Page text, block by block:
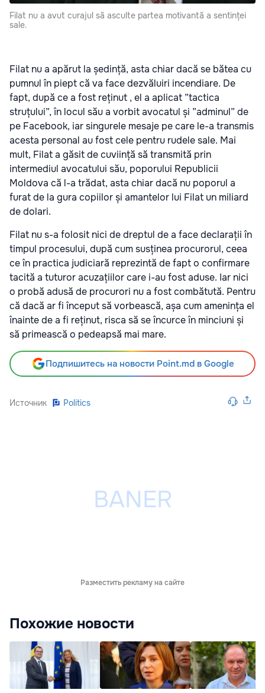
Filat nu a avut curajul să asculte partea motivantă a sentinței
sale.
Filat nu a apărut la ședință, asta chiar dacă se bătea cu
pumnul în piept că va face dezvăluiri incendiare. De
fapt, după ce a fost reținut , el a aplicat ”tactica
struțului”, în locul său a vorbit avocatul și ”adminul” de
pe Facebook, iar singurele mesaje pe care le-a transmis
acesta personal au fost cele pentru rudele sale. Mai
mult, Filat a găsit de cuviință să transmită prin
intermediul avocatului său, poporului Republicii
Moldova că l-a trădat, asta chiar dacă nu poporul a
furat de la gura copiilor și amantelor lui Filat un miliard
de dolari.
Filat nu s-a folosit nici de dreptul de a face declarații în
timpul procesului, după cum susținea procurorul, ceea
ce în practica judiciară reprezintă de fapt o confirmare
tacită a tuturor acuzațiilor care i-au fost aduse. Iar nici
o probă adusă de procurori nu a fost combătută. Pentru
că dacă ar fi început să vorbească, așa cum amenința el
înainte de a fi reținut, risca să se încurce în minciuni și
să primească o pedeapsă mai mare.
Подпишитесь на новости Point.md в Google
Источник Politics
Разместить рекламу на сайте
Похожие новости